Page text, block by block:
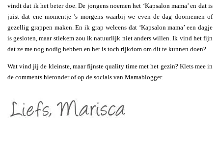
vindt dat ik het beter doe. De jongens noemen het ‘Kapsalon mama’ en dat is
juist dat ene momentje ’s morgens waarbij we even de dag doornemen of
gezellig grappen maken. En ik grap weleens dat ‘Kapsalon mama’ een dagje
is gesloten, maar stiekem zou ik natuurlijk niet anders willen. Ik vind het fijn
dat ze me nog nodig hebben en het is toch rijkdom om dit te kunnen doen?
Wat vind jij de kleinste, maar fijnste quality time met het gezin? Klets mee in
de comments hieronder of op de socials van Mamablogger.